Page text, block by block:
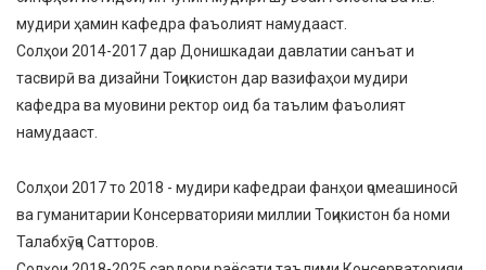
мудири ҳамин кафедра фаъолият намудааст.
Солҳои 2014-2017 дар Донишкадаи давлатии санъат и
тасвирӣ ва дизайни Тоҷикистон дар вазифаҳои мудири
кафедра ва муовини ректор оид ба таълим фаъолият
намудааст.
Солҳои 2017 то 2018 - мудири кафедраи фанҳои ҷомеашиносӣ
ва гуманитарии Консерваторияи миллии Тоҷикистон ба номи
Талабхӯҷа Сатторов.